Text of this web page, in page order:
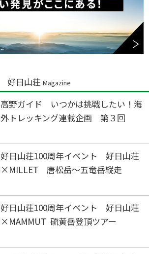
好日山荘 Magazine
高野ガイド いつかは挑戦したい！海
外トレッキング連載企画 第３回
好日山荘100周年イベント 好日山荘
×MILLET 唐松岳～五竜岳縦走
好日山荘100周年イベント 好日山荘
×MAMMUT 硫黄岳登頂ツアー